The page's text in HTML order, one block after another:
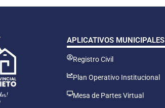
APLICATIVOS MUNICIPALES
Registro Civil
Plan Operativo Institucional
Mesa de Partes Virtual